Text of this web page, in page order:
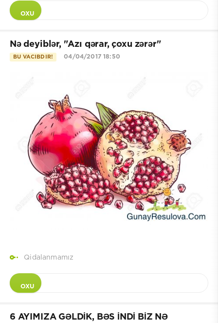
OXU
Nə deyiblər, "Azı qərar, çoxu zərər"
BU VACIBDIR! 04/04/2017 18:50
Qidalanmamız
OXU
6 AYIMIZA GƏLDİK, BƏS İNDİ BİZ NƏ